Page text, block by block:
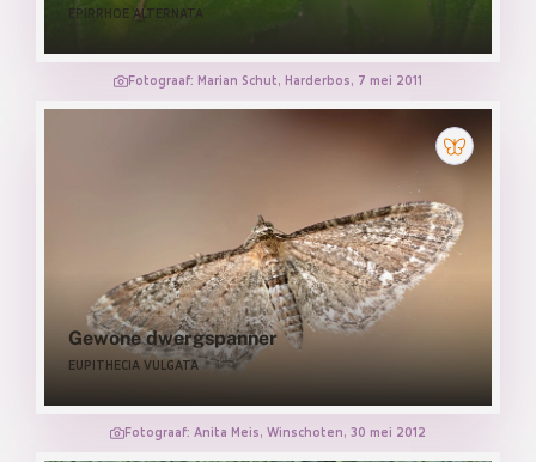
EPIRRHOE ALTERNATA
Fotograaf: Marian Schut, Harderbos, 7 mei 2011
Gewone dwergspanner
EUPITHECIA VULGATA
Fotograaf: Anita Meis, Winschoten, 30 mei 2012